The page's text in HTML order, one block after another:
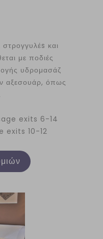
και
με ποδιές
υδρομασάζ
αξεσουάρ, όπως
exits 6-14
exits 10-12